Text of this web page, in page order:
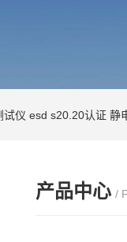
试仪 esd s20.20认证 静
产品中心 /